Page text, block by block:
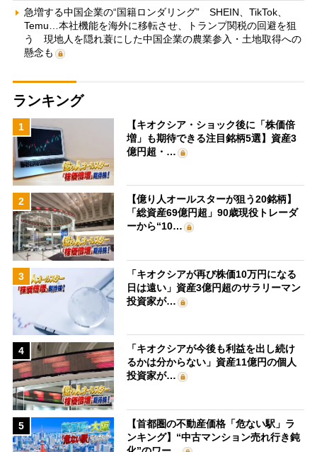
急増する中国企業の“国籍ロンダリング” SHEIN、TikTok、
Temu…本社機能を海外に移転させ、トランプ関税の回避を狙
う 現地人を隠れ蓑にした中国企業の農業参入・土地取得への
懸念も
ランキング
1
【キオクシア・ショック後に「株価倍
増」も期待できる注目銘柄5選】資産3
億円超・…
2
【億り人オールスターが狙う20銘柄】
「総資産69億円超」90歳現役トレーダ
ーから“10…
3
「キオクシアが再び株価10万円になる
日は遠い」資産3億円超のサラリーマン
投資家が…
4
「キオクシアが今後も利益を出し続け
るかは分からない」資産11億円の個人
投資家が…
5
【首都圏の不動産価格「危ない駅」ラ
ンキング】“中古マンション売れ行き鈍